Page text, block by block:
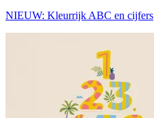
NIEUW: Kleurrijk ABC en cijfers